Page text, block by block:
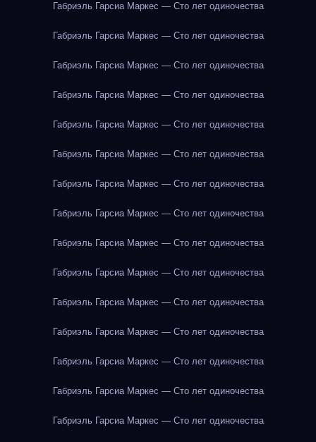
Габриэль Гарсиа Маркес — Сто лет одиночества
Габриэль Гарсиа Маркес — Сто лет одиночества
Габриэль Гарсиа Маркес — Сто лет одиночества
Габриэль Гарсиа Маркес — Сто лет одиночества
Габриэль Гарсиа Маркес — Сто лет одиночества
Габриэль Гарсиа Маркес — Сто лет одиночества
Габриэль Гарсиа Маркес — Сто лет одиночества
Габриэль Гарсиа Маркес — Сто лет одиночества
Габриэль Гарсиа Маркес — Сто лет одиночества
Габриэль Гарсиа Маркес — Сто лет одиночества
Габриэль Гарсиа Маркес — Сто лет одиночества
Габриэль Гарсиа Маркес — Сто лет одиночества
Габриэль Гарсиа Маркес — Сто лет одиночества
Габриэль Гарсиа Маркес — Сто лет одиночества
Габриэль Гарсиа Маркес — Сто лет одиночества